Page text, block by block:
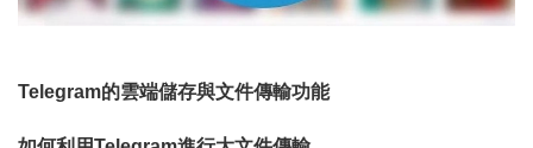
Telegram的雲端儲存與文件傳輸功能